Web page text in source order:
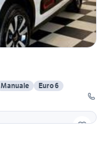
Manuale
Euro 6